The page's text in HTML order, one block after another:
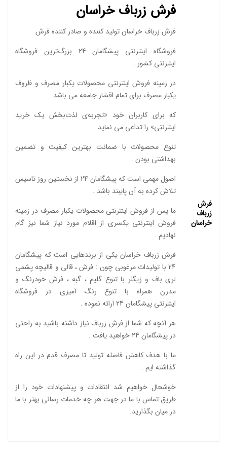
فرش
زرباف
خراسان
فرش زرباف خراسان
فرش زرباف خراسان تولید کننده و صادر کننده فرش
فروشگاه اینترنتی پیشگامان 24 بزرگ‌ترین فروشگاه
اینترنتی کشور .
در زمینه فروش اینترنتی محصولات یکبار مصرف و ظروف
یکبار مصرف برای تمام اقشار جامعه می باشد .
که برای کاربران خود «تجربه‌ی لذت‌بخش یک خرید
اینترنتی» را تداعی می‌ نماید .
تنوع محصولات با ضمانت بهترین کیفیت و تضمین
بهداشتی بودن .
اصول مهمی است که پیشگامان 24 از نخستین روز تاسیس
تلاش کرده به آن پایبند باشد .
ما پس از فروش اینترنتی محصولات یکبار مصرف در زمینه
فروش اینترنتی یکسری از اقلام مورد نیاز شما نیز گام
نهادیم .
فرش زرباف خراسان یکی از برندهایی است که پیشگامان
24 با تولیدات مرغوبی چون : فرش ، قالی و قالیچه پشمی
لری باف و زیگلر با تنوع گلیم ، گبه ، فرش خودرنگ و
مدرن همراه با تنوع رنگ آمیزی در فروشگاه
اینترنتی پیشگامان 24 ارائه نموده .
هر آنچه که شما از فرش زرباف نیاز داشته باشید به راحتی
در پیشگامان 24 خواهید یافت .
ما با هدف کاهش فاصله تولید تا مصرف قدم در این راه
گذاشته ایم .
خوشحال خواهیم شد انتقادات و پیشنهادات خود را از
طریقتماس با مادر جهت هر چه خدمات رسانی بهتر با ما
در میان بگذارید.